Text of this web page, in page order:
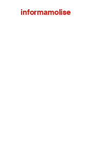
informamolise